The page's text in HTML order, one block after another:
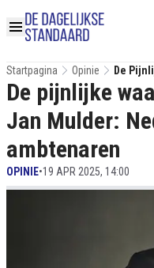
Startpagina Opinie
De
De pijnlijke
Jan Mulder:
ambtenaren
OPINIE•19 APR 2025, 14:00